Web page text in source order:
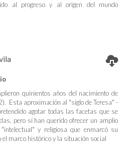
al progreso y al origen del mundo
quinientos años del nacimiento de
Esta aproximación al "siglo de Teresa" -
agotar todas las facetas que se
pero sí han querido ofrecer un amplio
y religiosa que enmarcó su
marco histórico y la situación social